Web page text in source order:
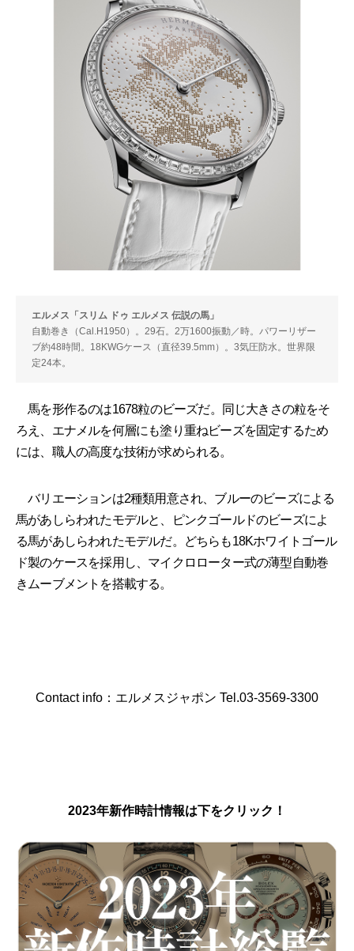
エルメス「スリム ドゥ エルメス 伝説の馬」
自動巻き（Cal.H1950）。29石。2万1600振動／時。パワーリザー
ブ約48時間。18KWGケース（直径39.5mm）。3気圧防水。世界限
定24本。
馬を形作るのは1678粒のビーズだ。同じ大きさの粒をそ
ろえ、エナメルを何層にも塗り重ねビーズを固定するため
には、職人の高度な技術が求められる。
バリエーションは2種類用意され、ブルーのビーズによる
馬があしらわれたモデルと、ピンクゴールドのビーズによ
る馬があしらわれたモデルだ。どちらも18Kホワイトゴール
ド製のケースを採用し、マイクロローター式の薄型自動巻
きムーブメントを搭載する。
Contact info：エルメスジャポン Tel.03-3569-3300
2023年新作時計情報は下をクリック！